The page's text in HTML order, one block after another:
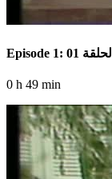
Episode 1: الحلقة 01
0 h 49 min